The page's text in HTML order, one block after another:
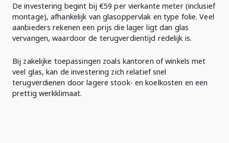
De investering begint bij €59 per vierkante meter (inclusief
montage), afhankelijk van glasoppervlak en type folie. Veel
aanbieders rekenen een prijs die lager ligt dan glas
vervangen, waardoor de terugverdientijd redelijk is.
Bij zakelijke toepassingen zoals kantoren of winkels met
veel glas, kan de investering zich relatief snel
terugverdienen door lagere stook- en koel­kosten en een
prettig werkklimaat.